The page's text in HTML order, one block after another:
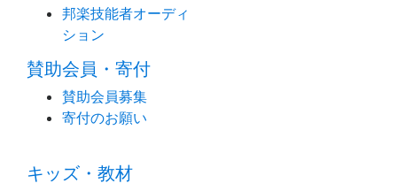
邦楽技能者オーディ
ション
賛助会員・寄付
賛助会員募集
寄付のお願い
キッズ・教材